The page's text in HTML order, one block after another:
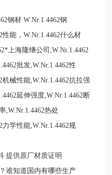
钢材 W.Nr.1.4462钢
性能，W.Nr.1.4462什么材
上海隆继公司,W.Nr.1.4462
批发,W.Nr.1.4462性
机械性能,W.Nr.1.4462抗拉强
延伸强度,W.Nr.1.4462断
,W.Nr.1.4462热处
力学性能,W.Nr.1.4462规
提供原厂材质证明
谁知道国内有哪些生产